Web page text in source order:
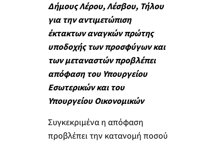
Δήμους Λέρου, Λέσβου, Τήλου
για την αντιμετώπιση
έκτακτων αναγκών πρώτης
υποδοχής των προσφύγων και
των μεταναστών προβλέπει
απόφαση του Υπουργείου
Εσωτερικών και του
Υπουργείου Οικονομικών
Συγκεκριμένα η απόφαση
προβλέπει την κατανομή ποσού